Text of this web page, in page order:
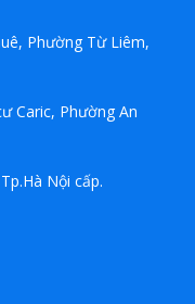
Phường Từ Liêm,
Caric, Phường An
Nội cấp.